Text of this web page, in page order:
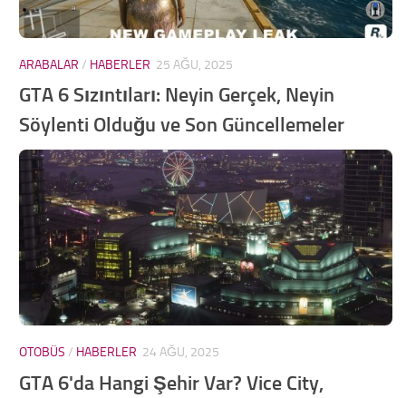
ARABALAR / HABERLER 25 AĞU, 2025
GTA 6 Sızıntıları: Neyin Gerçek, Neyin
Söylenti Olduğu ve Son Güncellemeler
OTOBÜS / HABERLER 24 AĞU, 2025
GTA 6'da Hangi Şehir Var? Vice City,